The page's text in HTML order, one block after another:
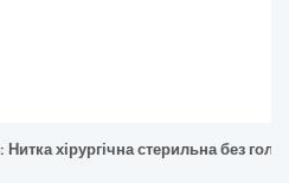
Нитка хірургічна стерильна без